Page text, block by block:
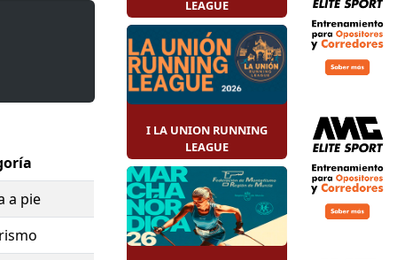
una cita
solidaria.
a pie
LEAGUE
I LA UNION RUNNING
LEAGUE